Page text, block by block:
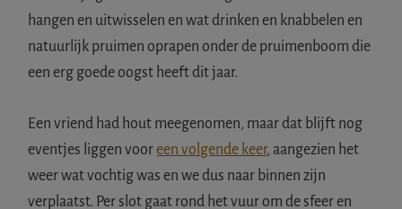
hangen en uitwisselen en wat drinken en knabbelen en
natuurlijk pruimen oprapen onder de pruimenboom die
een erg goede oogst heeft dit jaar.
Een vriend had hout meegenomen, maar dat blijft nog
eventjes liggen vooreen volgende keer, aangezien het
weer wat vochtig was en we dus naar binnen zijn
verplaatst. Per slot gaat rond het vuur om de sfeer en